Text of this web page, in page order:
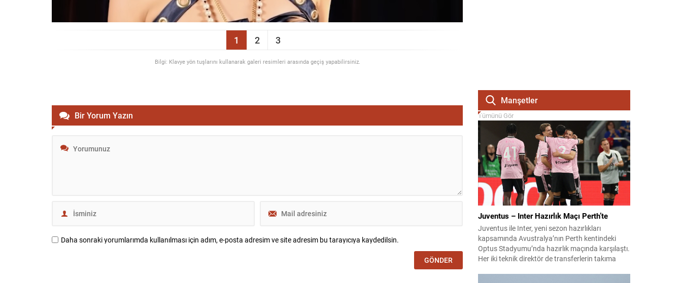
1 2 3
Bilgi: Klavye yön tuşlarını kullanarak galeri resimleri arasında geçiş yapabilirsiniz.
Bir Yorum Yazın
Daha sonraki yorumlarımda kullanılması için adım, e-posta adresim ve site adresim bu tarayıcıya kaydedilsin.
Manşetler
Tümünü Gör
Juventus – Inter Hazırlık Maçı Perth’te
Juventus ile Inter, yeni sezon hazırlıkları
kapsamında Avustralya’nın Perth kentindeki
Optus Stadyumu’nda hazırlık maçında karşılaştı.
Her iki teknik direktör de transferlerin takıma